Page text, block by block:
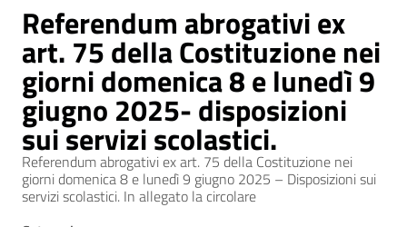
Referendum abrogativi ex
art. 75 della Costituzione nei
giorni domenica 8 e lunedì 9
giugno 2025- disposizioni
sui servizi scolastici.
Referendum abrogativi ex art. 75 della Costituzione nei
giorni domenica 8 e lunedì 9 giugno 2025 – Disposizioni sui
servizi scolastici. In allegato la circolare